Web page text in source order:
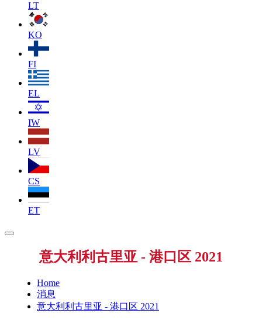
LT
KO
FI
EL
IW
LV
CS
ET
意大利利古里亚 - 港口区 2021
Home
消息
意大利利古里亚 - 港口区 2021